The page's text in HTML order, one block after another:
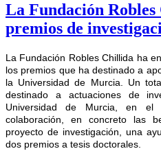
La Fundación
premios de
La Fundación Robles Chillida ha
los premios que ha destinado a
la Universidad de Murcia. Un
destinado a actuaciones de
Universidad de Murcia, en
colaboración, en concreto las
proyecto de investigación, una
dos premios a tesis doctorales.